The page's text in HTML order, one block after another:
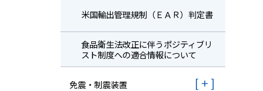
米国輸出管理規制（ＥＡＲ）判定書
⾷品衛⽣法改正に伴うポジティブリ
スト制度への適合情報について
免震・制震装置